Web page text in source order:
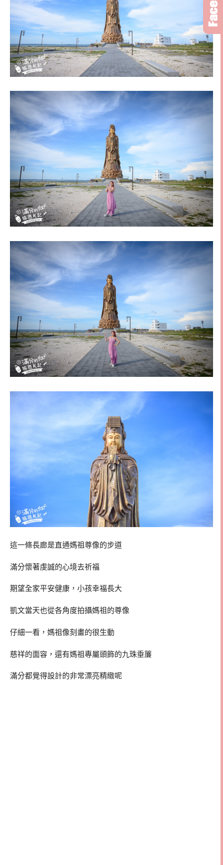
這一條長廊是直通媽祖尊像的步道
滿分懷著虔誠的心境去祈福
期望全家平安健康，小孩幸福長大
凱文當天也從各角度拍攝媽祖的尊像
仔細一看，媽祖像刻畫的很生動
慈祥的面容，還有媽祖專屬頭飾的九珠垂簾
滿分都覺得設計的非常漂亮精緻呢